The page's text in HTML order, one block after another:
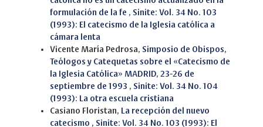
formulación de la fe , Sinite: Vol. 34 No. 103
(1993): El catecismo de la Iglesia católica a
cámara lenta
Vicente María Pedrosa, Simposio de Obispos,
Teólogos y Catequetas sobre el «Catecismo de
la Iglesia Católica» MADRID, 23-26 de
septiembre de 1993 , Sinite: Vol. 34 No. 104
(1993): La otra escuela cristiana
Casiano Floristan,
La recepción del nuevo
catecismo , Sinite: Vol. 34 No. 103 (1993): El